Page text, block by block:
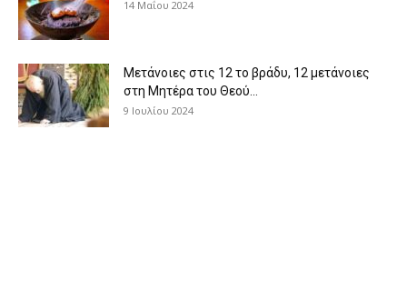
14 Μαΐου 2024
Μετάνοιες στις 12 το βράδυ, 12 μετάνοιες
στη Μητέρα του Θεού...
9 Ιουλίου 2024